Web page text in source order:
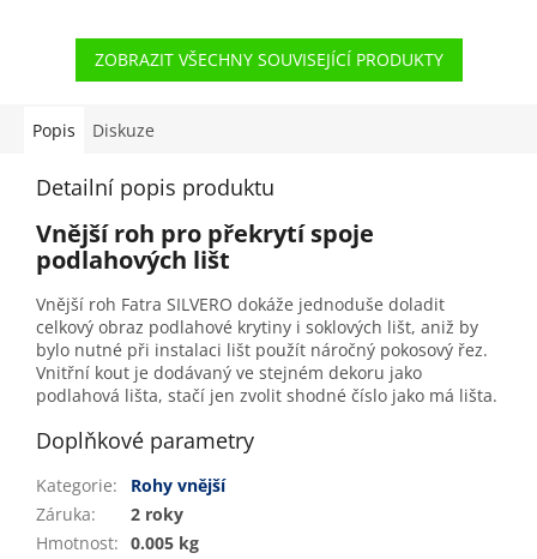
ZOBRAZIT VŠECHNY SOUVISEJÍCÍ PRODUKTY
Popis Diskuze
Detailní popis produktu
Vnější roh pro překrytí spoje
podlahových lišt
Vnější roh Fatra SILVERO dokáže jednoduše doladit
celkový obraz podlahové krytiny i soklových lišt, aniž by
bylo nutné při instalaci lišt použít náročný pokosový řez.
Vnitřní kout je dodávaný ve stejném dekoru jako
podlahová lišta, stačí jen zvolit shodné číslo jako má lišta.
Doplňkové parametry
Kategorie:
Rohy vnější
Záruka:
2 roky
Hmotnost: 0.005 kg